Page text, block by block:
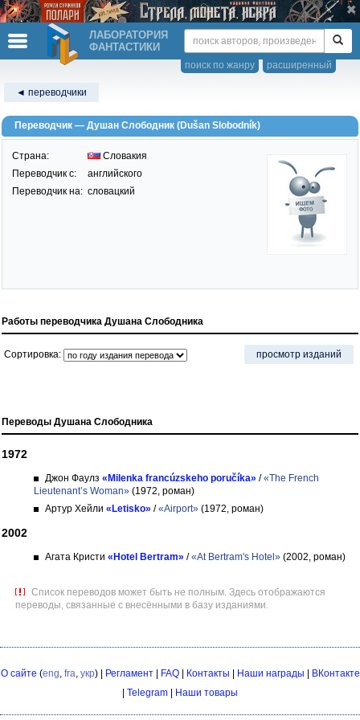
ЛАБОРАТОРИЯ
ФАНТАСТИКИ
расширенный
поиск по жанру
◄ переводчики
Переводчик — Душан Слободник (Dušan Slobodník)
Страна:
Словакия
Переводчик c:
английского
Переводчик на: словацкий
Работы переводчика Душана Слободника
Сортировка: просмотр изданий
Переводы Душана Слободника
1972
Джон Фаулз «Milenka francúzskeho poručíka» /«The French
Lieutenant’s Woman» (1972, роман)
Артур Хейли «Letisko» /«Airport» (1972, роман)
2002
Агата Кристи «Hotel Bertram» /«At Bertram's Hotel» (2002, роман)
Список переводов может быть не полным. Здесь отображаются
переводы, связанные с внесёнными в базу изданиями.
О сайте (eng, fra, укр) | Регламент| FAQ| Контакты Наши награды
ВКонтакте
Telegram Наши товары